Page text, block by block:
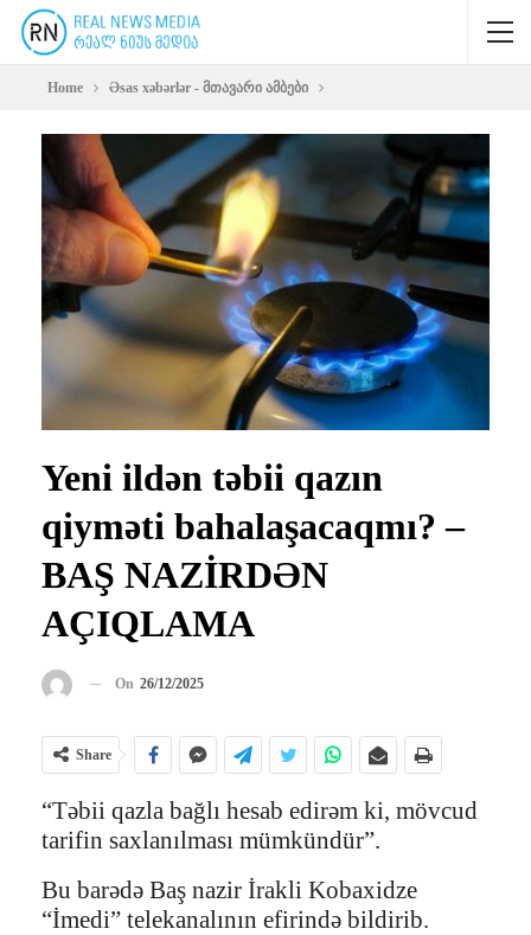
Home Əsas xəbərlər - მთავარი ამბები
Yeni ildən təbii qazın
qiyməti bahalaşacaqmı? –
BAŞ NAZİRDƏN
AÇIQLAMA
On 26/12/2025
Share
“Təbii qazla bağlı hesab edirəm ki, mövcud
tarifin saxlanılması mümkündür”.
Bu barədə Baş nazir İrakli Kobaxidze
“İmedi” telekanalının efirində bildirib.